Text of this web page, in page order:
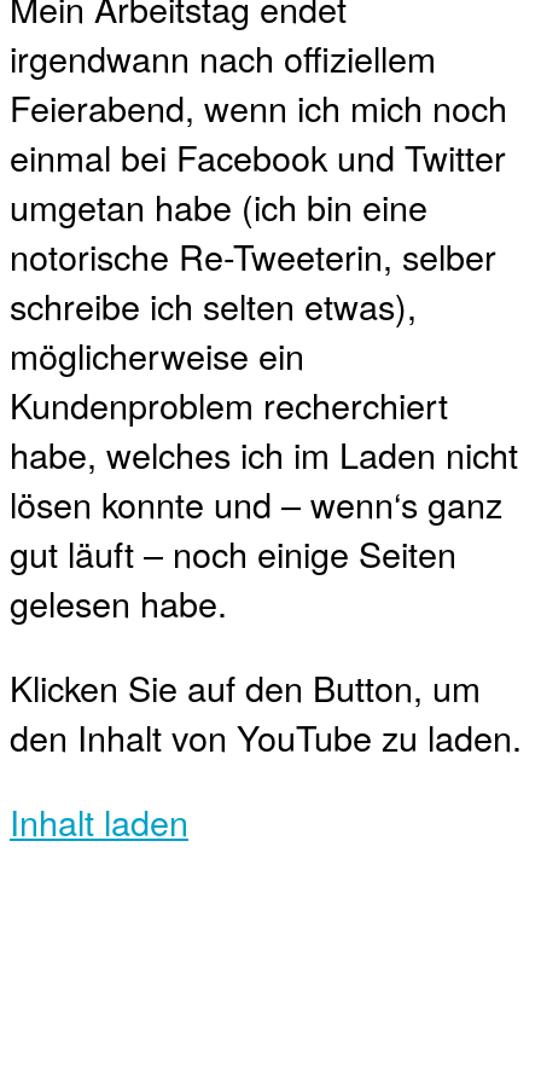
irgendwann nach offiziellem
Feierabend, wenn ich mich noch
einmal bei Facebook und Twitter
umgetan habe (ich bin eine
notorische Re-Tweeterin, selber
schreibe ich selten etwas),
möglicherweise ein
Kundenproblem recherchiert
habe, welches ich im Laden nicht
lösen konnte und – wenn‘s ganz
gut läuft – noch einige Seiten
gelesen habe.
Klicken Sie auf den Button, um
den Inhalt von YouTube zu laden.
Inhalt laden